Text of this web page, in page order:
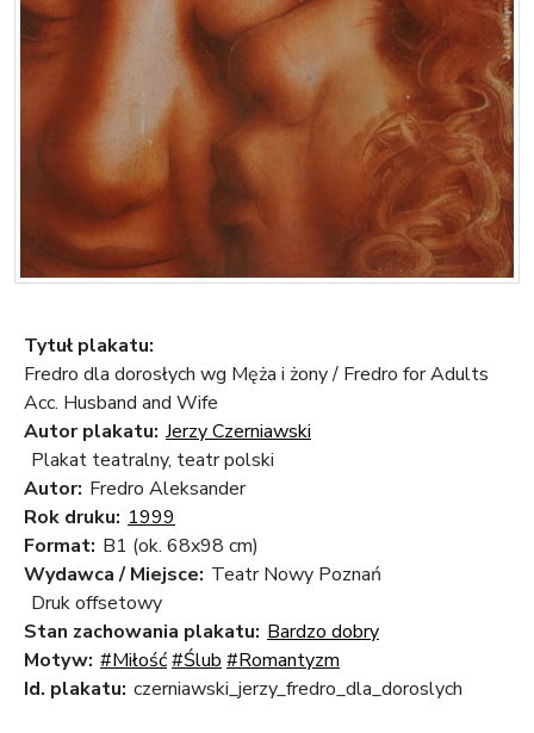
Tytuł plakatu:
Fredro dla dorosłych wg Męża i żony / Fredro for Adults
Acc. Husband and Wife
Autor plakatu: Jerzy Czerniawski
Plakat teatralny, teatr polski
Autor: Fredro Aleksander
Rok druku: 1999
Format: B1 (ok. 68x98 cm)
Wydawca / Miejsce: Teatr Nowy Poznań
Druk offsetowy
Stan zachowania plakatu: Bardzo dobry
Motyw: #Miłość#Ślub#Romantyzm
Id. plakatu: czerniawski_jerzy_fredro_dla_doroslych